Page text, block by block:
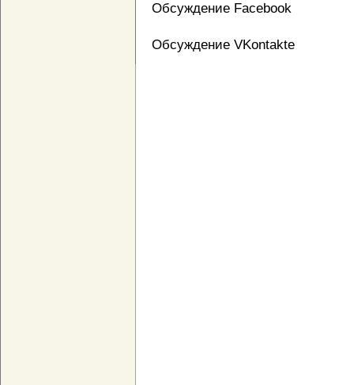
Обсуждение Facebook
Обсуждение VKontakte